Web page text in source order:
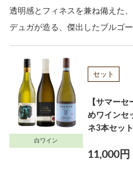
透明感とフィネスを兼ね備えた
デュガが造る、傑出したブルゴ
白ワイン
セット
【サマー
めワインセ
ネ3本セット
11,000円